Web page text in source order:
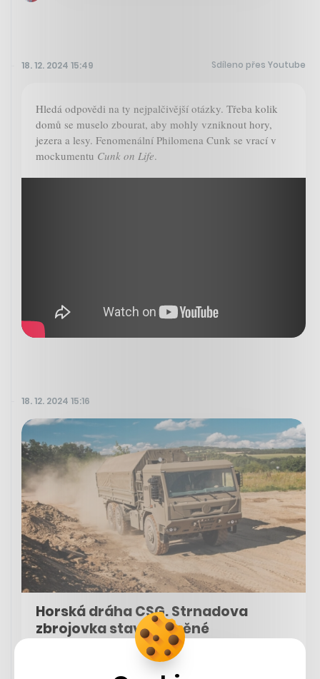
18. 12. 2024 15:49 Sdíleno přes Youtube
Hledá odpovědi na ty nejpalčivější otázky. Třeba kolik
domů se muselo zbourat, aby mohly vzniknout hory,
jezera a lesy. Fenomenální Philomena Cunk se vrací v
mockumentu Cunk on Life.
18. 12. 2024 15:16
Horská dráha CSG. Strnadova
zbrojovka staví obrněné
transportéry, elektromobily a
investuje do inovací